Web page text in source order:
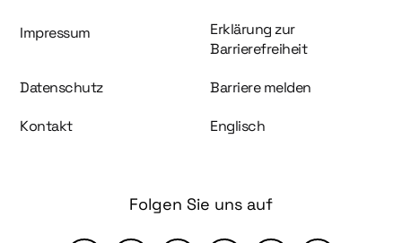
Information und Service
Impressum
Erklärung zur
Barrierefreiheit
Datenschutz Barriere melden
Kontakt Englisch
Folgen Sie uns auf